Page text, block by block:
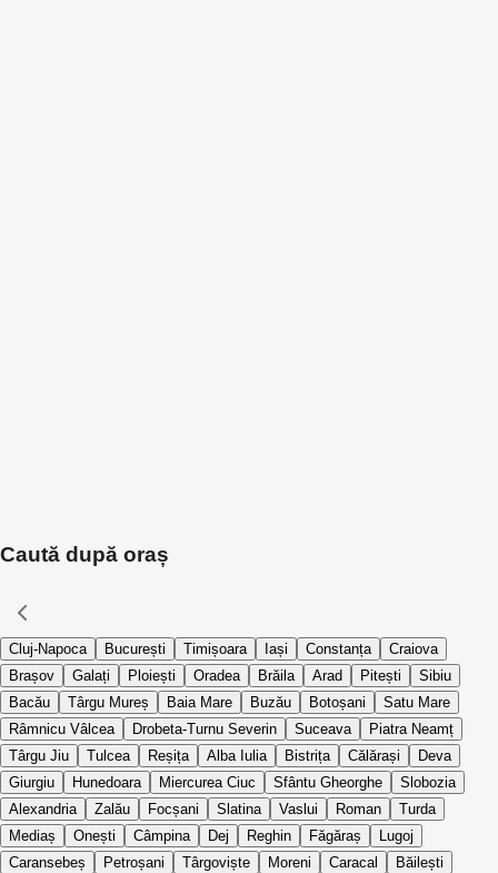
Caută după oraș
Cluj-Napoca București Timișoara Iași Constanța
Craiova
Brașov
Galați Ploiești Oradea Brăila Arad Pitești
Sibiu
Bacău
Târgu Mureș Baia Mare Buzău Botoșani
Satu Mare
Râmnicu Vâlcea
Drobeta-Turnu Severin Suceava
Piatra Neamț
Târgu Jiu
Tulcea Reșița Alba Iulia Bistrița Călărași
Deva
Giurgiu
Hunedoara Miercurea Ciuc Sfântu Gheorghe
Slobozia
Alexandria
Zalău Focșani Slatina Vaslui Roman
Turda
Mediaș
Onești Câmpina Dej Reghin Făgăraș
Lugoj
Caransebeș
Petroșani Târgoviște Moreni Caracal
Băilești